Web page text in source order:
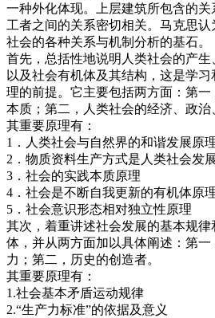
一种外化体现。上层建筑所包含的
工者之间的关系密切相关。马克思
社会的各种关系与机制分析的基石。
首先，总括性地说明人类社会的产
以及社会有机体及其结构，这是学
理的前提。它主要包括两方面：第
本质；第二，人类社会的经济、政治
其重要原理有：
1．人类社会与自然界的和谐发展原
2．物质资料生产方式是人类社会发
3．社会的实践本质原理
4．社会是不断自我更新的有机体原
5．社会意识形态相对独立性原理
其次，着重讲述社会发展的基本规
体，并从两方面加以具体阐述：第
力；第二，历史的创造者。
其重要原理有：
1.社会基本矛盾运动规律
2.“生产力标准”的依据及意义